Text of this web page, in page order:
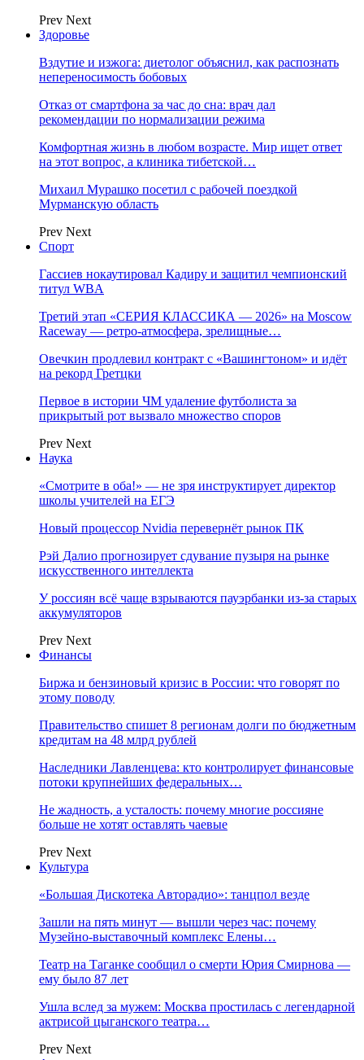
Prev Next
Здоровье
Вздутие и изжога: диетолог объяснил, как распознать
непереносимость бобовых
Отказ от смартфона за час до сна: врач дал
рекомендации по нормализации режима
Комфортная жизнь в любом возрасте. Мир ищет ответ
на этот вопрос, а клиника тибетской…
Михаил Мурашко посетил с рабочей поездкой
Мурманскую область
Prev Next
Спорт
Гассиев нокаутировал Кадиру и защитил чемпионский
титул WBA
Третий этап «СЕРИЯ КЛАССИКА — 2026» на Moscow
Raceway — ретро‑атмосфера, зрелищные…
Овечкин продлевил контракт с «Вашингтоном» и идёт
на рекорд Гретцки
Первое в истории ЧМ удаление футболиста за
прикрытый рот вызвало множество споров
Prev Next
Наука
«Смотрите в оба!» — не зря инструктирует директор
школы учителей на ЕГЭ
Новый процессор Nvidia перевернёт рынок ПК
Рэй Далио прогнозирует сдувание пузыря на рынке
искусственного интеллекта
У россиян всё чаще взрываются пауэрбанки из-за старых
аккумуляторов
Prev Next
Финансы
Биржа и бензиновый кризис в России: что говорят по
этому поводу
Правительство спишет 8 регионам долги по бюджетным
кредитам на 48 млрд рублей
Наследники Лавленцева: кто контролирует финансовые
потоки крупнейших федеральных…
Не жадность, а усталость: почему многие россияне
больше не хотят оставлять чаевые
Prev Next
Культура
«Большая Дискотека Авторадио»: танцпол везде
Зашли на пять минут — вышли через час: почему
Музейно-выставочный комплекс Елены…
Театр на Таганке сообщил о смерти Юрия Смирнова —
ему было 87 лет
Ушла вслед за мужем: Москва простилась с легендарной
актрисой цыганского театра…
Prev Next